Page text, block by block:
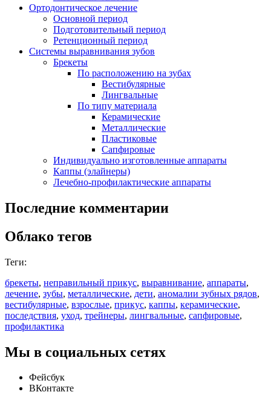
Ортодонтическое лечение
Основной период
Подготовительный период
Ретенционный период
Системы выравнивания зубов
Брекеты
По расположению на зубах
Вестибулярные
Лингвальные
По типу материала
Керамические
Металлические
Пластиковые
Сапфировые
Индивидуально изготовленные аппараты
Каппы (элайнеры)
Лечебно-профилактические аппараты
Последние комментарии
Облако тегов
Теги:
брекеты, неправильный прикус, выравнивание, аппараты,
лечение, зубы, металлические, дети, аномалии зубных рядов,
вестибулярные, взрослые, прикус, каппы, керамические,
последствия, уход, трейнеры, лингвальные, сапфировые,
профилактика
Мы в социальных сетях
Фейсбук
ВКонтакте